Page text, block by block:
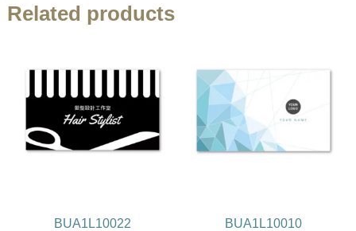
Related products
BUA1L10022
BUA1L10010